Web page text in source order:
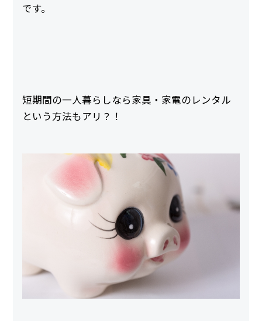
です。
短期間の一人暮らしなら家具・家電のレンタル
という方法もアリ？！